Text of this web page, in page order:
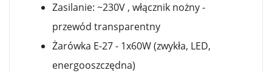
Zasilanie: ~230V , włącznik nożny -
przewód transparentny
Żarówka E-27 - 1x60W (zwykła, LED,
energooszczędna)